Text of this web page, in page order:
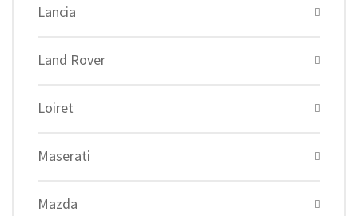
Lancia
Land Rover
Loiret
Maserati
Mazda